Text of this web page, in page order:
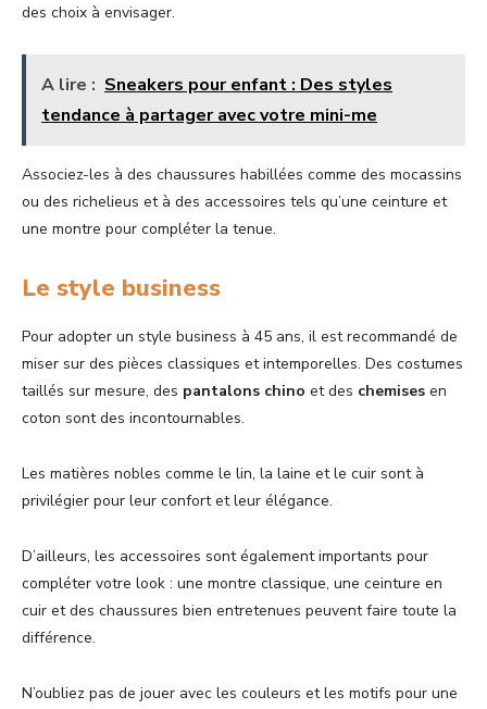
des choix à envisager.
A lire : Sneakers pour enfant : Des styles
tendance à partager avec votre mini-me
Associez-les à des chaussures habillées comme des mocassins
ou des richelieus et à des accessoires tels qu’une ceinture et
une montre pour compléter la tenue.
Le style business
Pour adopter un style business à 45 ans, il est recommandé de
miser sur des pièces classiques et intemporelles. Des costumes
taillés sur mesure, des pantalons chino et des chemises en
coton sont des incontournables.
Les matières nobles comme le lin, la laine et le cuir sont à
privilégier pour leur confort et leur élégance.
D’ailleurs, les accessoires sont également importants pour
compléter votre look : une montre classique, une ceinture en
cuir et des chaussures bien entretenues peuvent faire toute la
différence.
N’oubliez pas de jouer avec les couleurs et les motifs pour une